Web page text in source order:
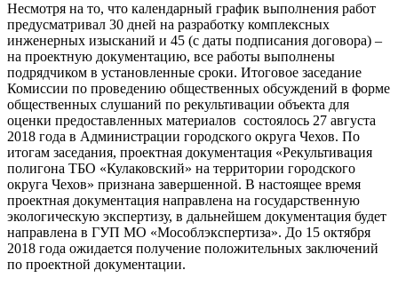
Несмотря на то, что календарный график выполнения работ
предусматривал 30 дней на разработку комплексных
инженерных изысканий и 45 (с даты подписания договора) –
на проектную документацию, все работы выполнены
подрядчиком в установленные сроки. Итоговое заседание
Комиссии по проведению общественных обсуждений в форме
общественных слушаний по рекультивации объекта для
оценки предоставленных материалов состоялось 27 августа
2018 года в Администрации городского округа Чехов. По
итогам заседания, проектная документация «Рекультивация
полигона ТБО «Кулаковский» на территории городского
округа Чехов» признана завершенной. В настоящее время
проектная документация направлена на государственную
экологическую экспертизу, в дальнейшем документация будет
направлена в ГУП МО «Мособлэкспертиза». До 15 октября
2018 года ожидается получение положительных заключений
по проектной документации.